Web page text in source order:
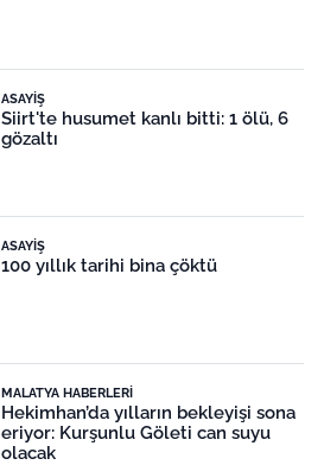
ASAYIŞ
Siirt'te husumet kanlı bitti: 1 ölü, 6
gözaltı
ASAYIŞ
100 yıllık tarihi bina çöktü
MALATYA HABERLERI
Hekimhan’da yılların bekleyişi sona
eriyor: Kurşunlu Göleti can suyu
olacak